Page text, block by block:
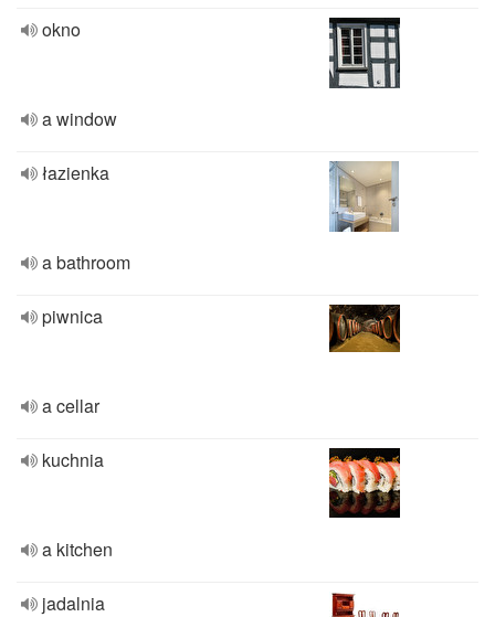
okno
a window
łazienka
a bathroom
piwnica
a cellar
kuchnia
a kitchen
jadalnia